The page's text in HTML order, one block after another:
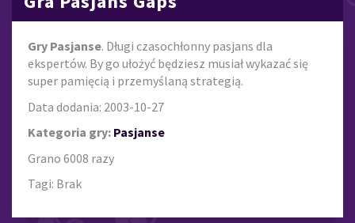
Gry Pasjanse. Długi czasochłonny pasjans dla
ekspertów. By go ułożyć będziesz musiał wykazać się
super pamięcią i przemyślaną strategią.
Data dodania: 2003-10-27
Kategoria gry: Pasjanse
Grano 6008 razy
Tagi: Brak